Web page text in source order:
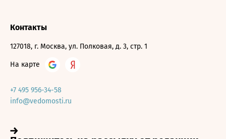
Контакты
127018, г. Москва, ул. Полковая, д. 3, стр. 1
На карте
+7 495 956-34-58
info@vedomosti.ru